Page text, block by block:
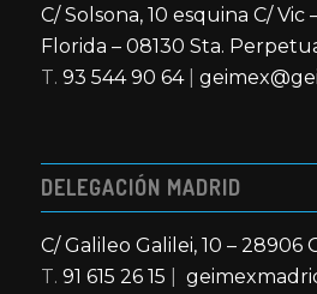
C/ Solsona, 10 esquina C/ Vic
Florida – 08130 Sta.
T. 93 544 90 64|
DELEGACIÓN MADRID
C/ Galileo Galilei, 10 – 28906
T. 91 615 26 15